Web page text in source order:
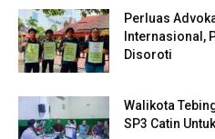
Perluas
Internasional,
Disoroti
Walikota
SP3 Catin